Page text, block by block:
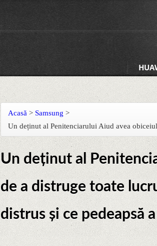
Acasă > Samsung >
Un deținut al Penitenciarului Aiud avea
Un deținut al
de a distruge toate
distrus și ce pedeapsă